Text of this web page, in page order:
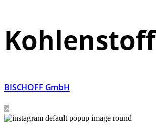
Kohlenstoff
BISCHOFF GmbH